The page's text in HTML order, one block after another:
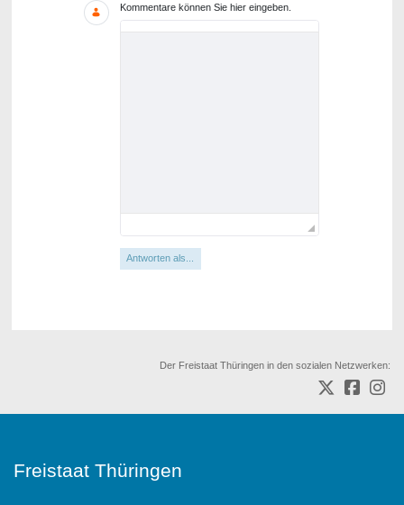
Kommentare können Sie hier eingeben.
Antworten als...
Der Freistaat Thüringen in den sozialen Netzwerken:
Freistaat Thüringen